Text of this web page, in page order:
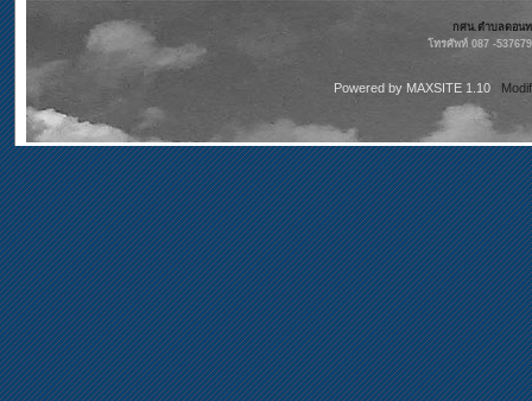
กศน.ตำบลดอนท
โทรศัพท์ 087 -
Powered by MAXSITE 1.10